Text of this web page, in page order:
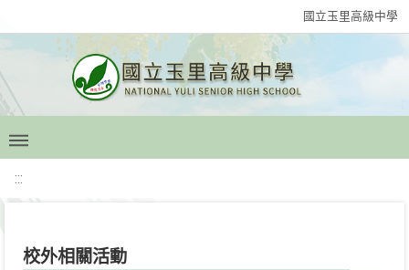
國立玉里高級中學
:::
校外相關活動